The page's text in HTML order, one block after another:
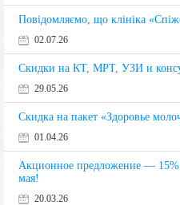
Повідомляємо, що клініка
02.07.26
Скидки на КТ, МРТ, УЗИ и
29.05.26
Скидка на пакет «Здоровье
01.04.26
Акционное предложение — 15%
мая!
20.03.26